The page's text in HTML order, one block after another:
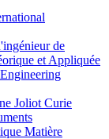
de
et Appliquée
Joliot Curie
Matière